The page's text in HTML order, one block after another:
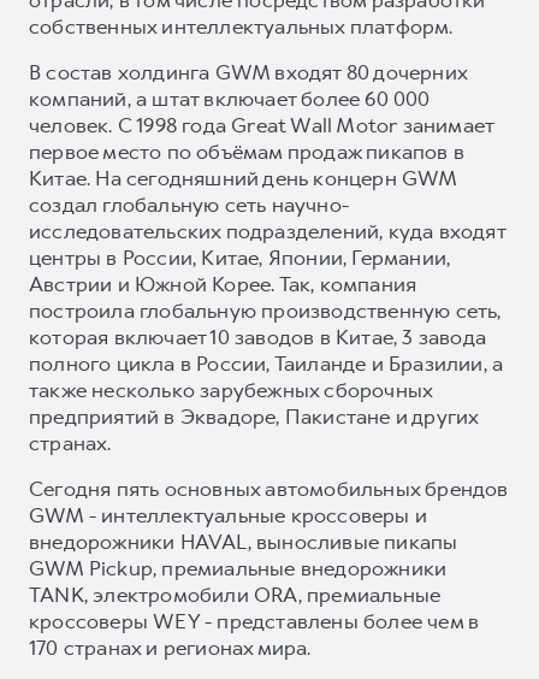
собственных интеллектуальных платформ.
В состав холдинга GWM входят 80 дочерних
компаний, а штат включает более 60 000
человек. С 1998 года Great Wall Motor занимает
первое место по объёмам продаж пикапов в
Китае. На сегодняшний день концерн GWM
создал глобальную сеть научно-
исследовательских подразделений, куда входят
центры в России, Китае, Японии, Германии,
Австрии и Южной Корее. Так, компания
построила глобальную производственную сеть,
которая включает 10 заводов в Китае, 3 завода
полного цикла в России, Таиланде и Бразилии, а
также несколько зарубежных сборочных
предприятий в Эквадоре, Пакистане и других
странах.
Сегодня пять основных автомобильных брендов
GWM - интеллектуальные кроссоверы и
внедорожники HAVAL, выносливые пикапы
GWM Pickup, премиальные внедорожники
TANK, электромобили ORA, премиальные
кроссоверы WEY - представлены более чем в
170 странах и регионах мира.